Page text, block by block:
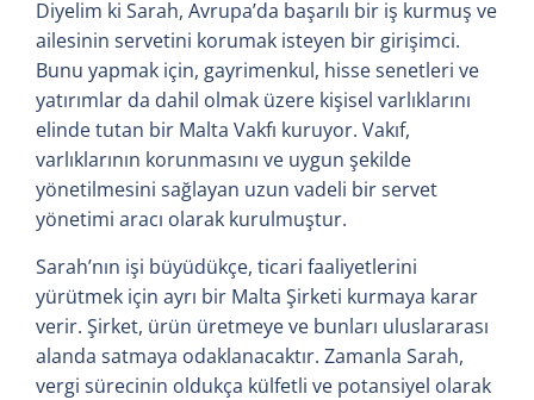
Diyelim ki Sarah, Avrupa’da başarılı bir iş kurmuş ve
ailesinin servetini korumak isteyen bir girişimci.
Bunu yapmak için, gayrimenkul, hisse senetleri ve
yatırımlar da dahil olmak üzere kişisel varlıklarını
elinde tutan bir Malta Vakfı kuruyor. Vakıf,
varlıklarının korunmasını ve uygun şekilde
yönetilmesini sağlayan uzun vadeli bir servet
yönetimi aracı olarak kurulmuştur.
Sarah’nın işi büyüdükçe, ticari faaliyetlerini
yürütmek için ayrı bir Malta Şirketi kurmaya karar
verir. Şirket, ürün üretmeye ve bunları uluslararası
alanda satmaya odaklanacaktır. Zamanla Sarah,
vergi sürecinin oldukça külfetli ve potansiyel olarak